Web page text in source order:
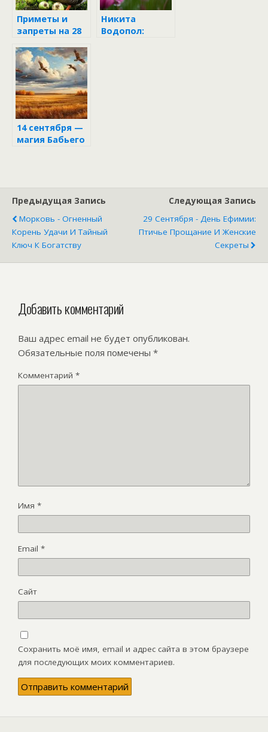
Приметы и
запреты на 28
Никита
Водопол:
14 сентября —
магия Бабьего
Предыдущая Запись
Морковь - Огненный
Корень Удачи И Тайный
Ключ К Богатству
Следующая Запись
29 Сентября - День Ефимии:
Птичье Прощание И Женские
Секреты
Добавить комментарий
Ваш адрес email не будет опубликован.
Обязательные поля помечены *
Комментарий *
Имя *
Email *
Сайт
Сохранить моё имя, email и адрес сайта в этом браузере
для последующих моих комментариев.